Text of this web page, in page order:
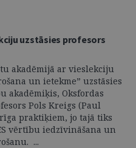
uzstāsies profesors
akadēmijā ar vieslekciju
un ietekme” uzstāsies
akadēmiķis, Oksfordas
Pols Kreigs (Paul
praktiķiem, jo tajā tiks
vērtību iedzīvināšana un
...